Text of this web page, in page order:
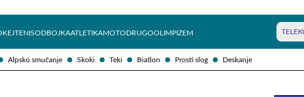
Alpsko smučanje Skoki Teki Biatlon Prosti slog Deskanje
TENISODBOJKAATLETIKAMOTODRUGOOLIMPIZEM